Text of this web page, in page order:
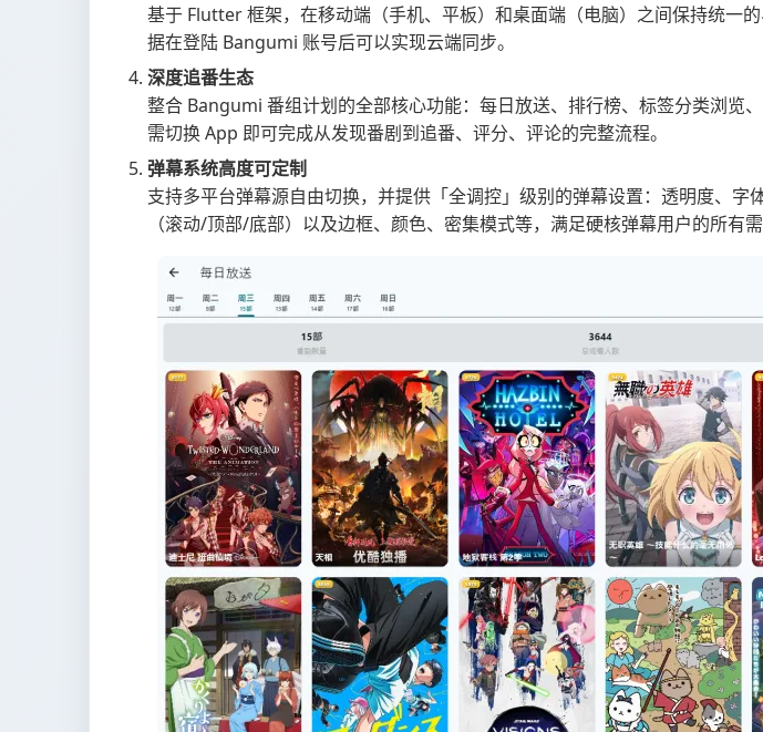
基于 Flutter 框架，在移动端（手机、平板）和桌面端（电脑）之间保持统一
据在登陆 Bangumi 账号后可以实现云端同步。
深度追番生态
整合 Bangumi 番组计划的全部核心功能：每日放送、排行榜、标签分类浏览
需切换 App 即可完成从发现番剧到追番、评分、评论的完整流程。
弹幕系统高度可定制
支持多平台弹幕源自由切换，并提供「全调控」级别的弹幕设置：透明度、字
（滚动/顶部/底部）以及边框、颜色、密集模式等，满足硬核弹幕用户的所有需